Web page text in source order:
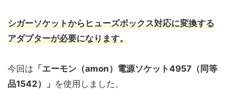
シガーソケットからヒューズボックス対応に変換する
アダプターが必要になります。
今回は 「エーモン（amon）電源ソケット4957（同等
品1542）」 を使用しました。